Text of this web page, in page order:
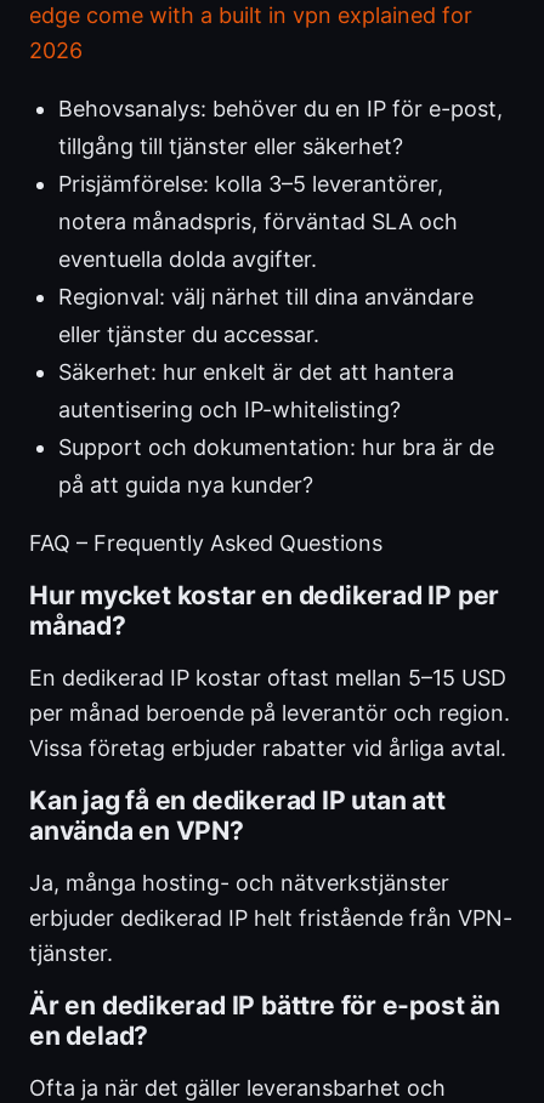
edge come with a built in vpn explained for
2026
Behovsanalys: behöver du en IP för e-post,
tillgång till tjänster eller säkerhet?
Prisjämförelse: kolla 3–5 leverantörer,
notera månadspris, förväntad SLA och
eventuella dolda avgifter.
Regionval: välj närhet till dina användare
eller tjänster du accessar.
Säkerhet: hur enkelt är det att hantera
autentisering och IP-whitelisting?
Support och dokumentation: hur bra är de
på att guida nya kunder?
FAQ – Frequently Asked Questions
Hur mycket kostar en dedikerad IP per
månad?
En dedikerad IP kostar oftast mellan 5–15 USD
per månad beroende på leverantör och region.
Vissa företag erbjuder rabatter vid årliga avtal.
Kan jag få en dedikerad IP utan att
använda en VPN?
Ja, många hosting- och nätverkstjänster
erbjuder dedikerad IP helt fristående från VPN-
tjänster.
Är en dedikerad IP bättre för e-post än
en delad?
Ofta ja när det gäller leveransbarhet och